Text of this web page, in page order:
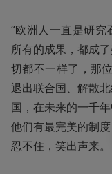
“欧洲人一直是研究
所有的成果，都成
切都不一样了，那
退出联合国、解散
国，在未来的一千
他们有最完美的制
忍不住，笑出声来。